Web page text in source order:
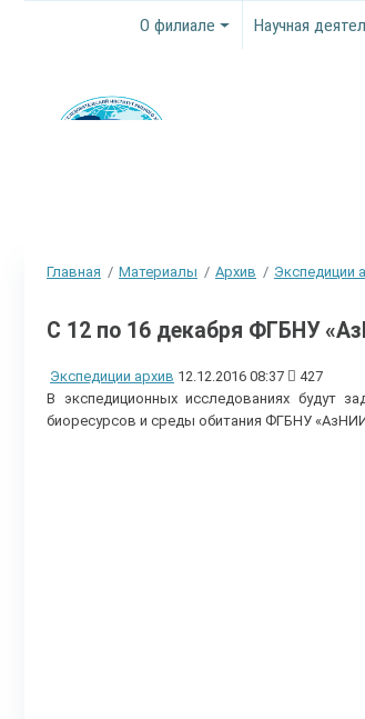
О филиале Научная
Главная Материалы Архив Экспедиции
С 12 по 16 декабря ФГБНУ
Экспедиции архив 12.12.2016 08:37
427
В экспедиционных исследованиях будут
биоресурсов и среды обитания ФГБНУ